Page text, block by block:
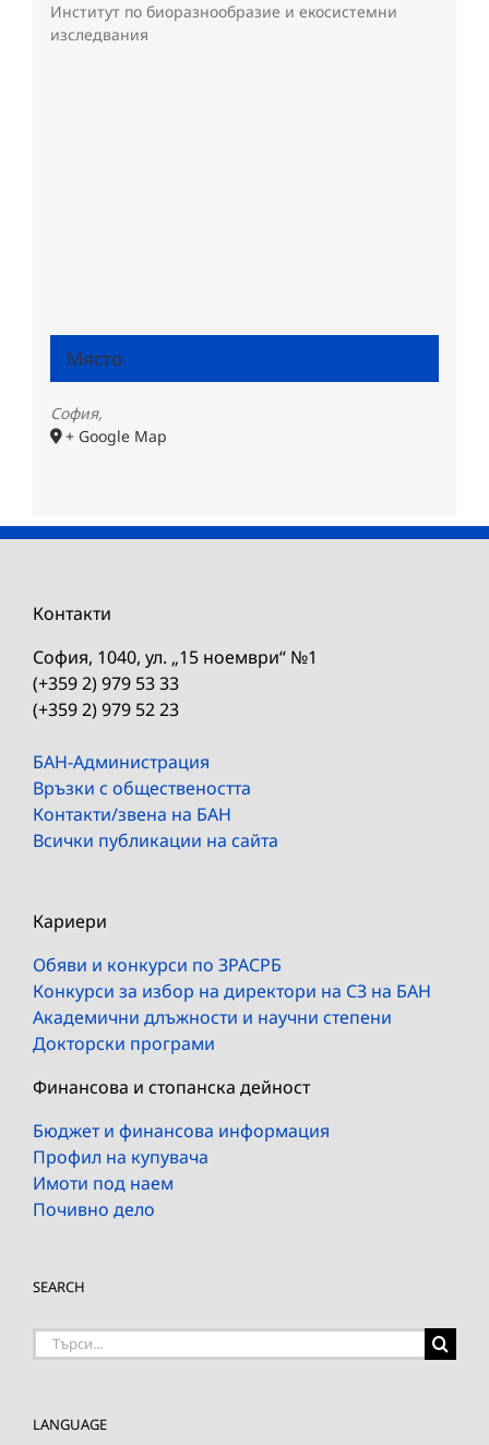
Институт по биоразнообразие и екосистемни
изследвания
Място
София,
+ Google Map
Контакти
София, 1040, ул. „15 ноември“ №1
(+359 2) 979 53 33
(+359 2) 979 52 23
БАН-Администрация
Връзки с обществеността
Контакти/звена на БАН
Всички публикации на сайта
Кариери
Обяви и конкурси по ЗРАСРБ
Конкурси за избор на директори на СЗ на БАН
Академични длъжности и научни степени
Докторски програми
Финансова и стопанска дейност
Бюджет и финансова информация
Профил на купувача
Имоти под наем
Почивно дело
SEARCH
Търсене
LANGUAGE